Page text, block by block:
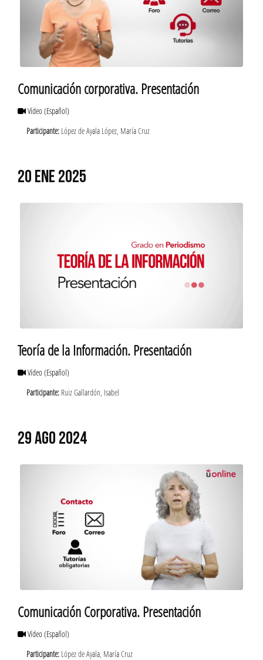
Comunicación corporativa. Presentación
Vídeo(Español)
Participante: López de Ayala López, María Cruz
20 ENE 2025
Teoría de la Información. Presentación
Vídeo(Español)
Participante: Ruiz Gallardón, Isabel
29 AGO 2024
Comunicación Corporativa. Presentación
Vídeo(Español)
Participante: López de Ayala, María Cruz